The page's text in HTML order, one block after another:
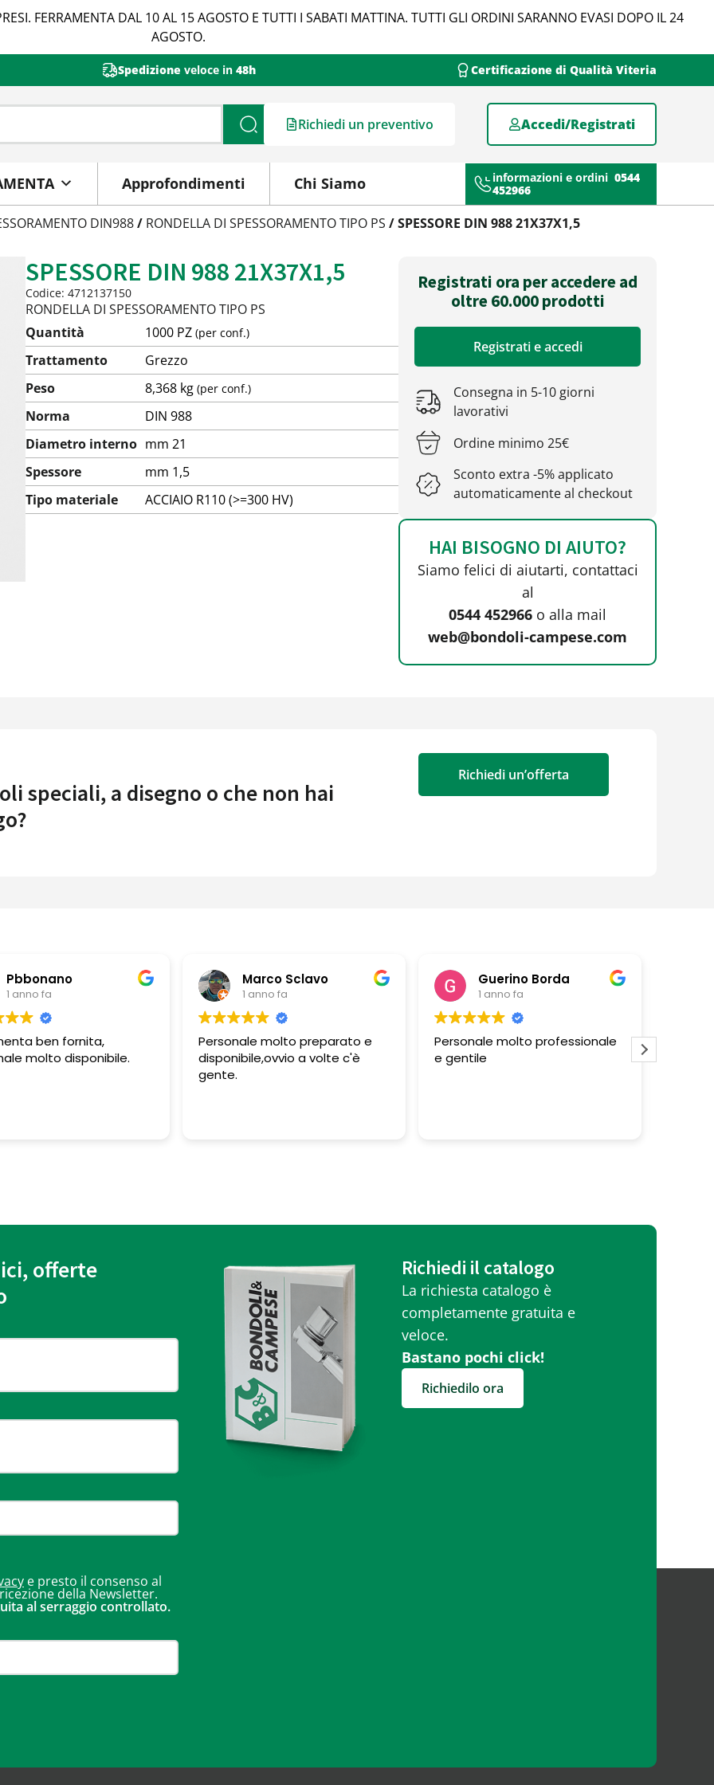
FERRAMENTA DAL 10 AL 15 AGOSTO E TUTTI I SABATI MATTINA. TUTTI GLI ORDINI SARANNO EVASI DOPO IL 24
AGOSTO.
Spedizione veloce in 48h Certificazione di Qualità Viteria
Cerca Richiedi un preventivo Accedi/Registrati
Approfondimenti Chi Siamo informazioni e ordini 0544
452966
DIN988/ RONDELLA DI SPESSORAMENTO TIPO PS / SPESSORE DIN 988 21X37X1,5
SPESSORE DIN 988 21X37X1,5
Codice: 4712137150
RONDELLA DI SPESSORAMENTO TIPO PS
Quantità
1000 PZ (per conf.)
Trattamento
Grezzo
Peso
8,368 kg (per conf.)
Norma
DIN 988
Diametro interno mm 21
Spessore
mm 1,5
Tipo materiale
ACCIAIO R110 (>=300 HV)
Registrati ora per accedere ad
oltre 60.000 prodotti
Registrati e accedi
Consegna in 5-10 giorni
lavorativi
Ordine minimo 25€
Sconto extra -5% applicato
automaticamente al checkout
HAI BISOGNO DI AIUTO?
Siamo felici di aiutarti, contattaci
al
0544 452966 o alla mail
web@bondoli-campese.com
speciali, a disegno o che non hai
Richiedi un’offerta
Marco Sclavo
Personale molto preparato e
disponibile,ovvio a volte c'è
Guerino Borda
Personale molto professionale
e gentile
barbara altieri
Negozio ben fornito e
personale disponibile e livello di
offerte
e presto il consenso al
della Newsletter.
al serraggio controllato.
Richiedi il catalogo
La richiesta catalogo è
completamente gratuita e
veloce.
Bastano pochi click!
Richiedilo ora